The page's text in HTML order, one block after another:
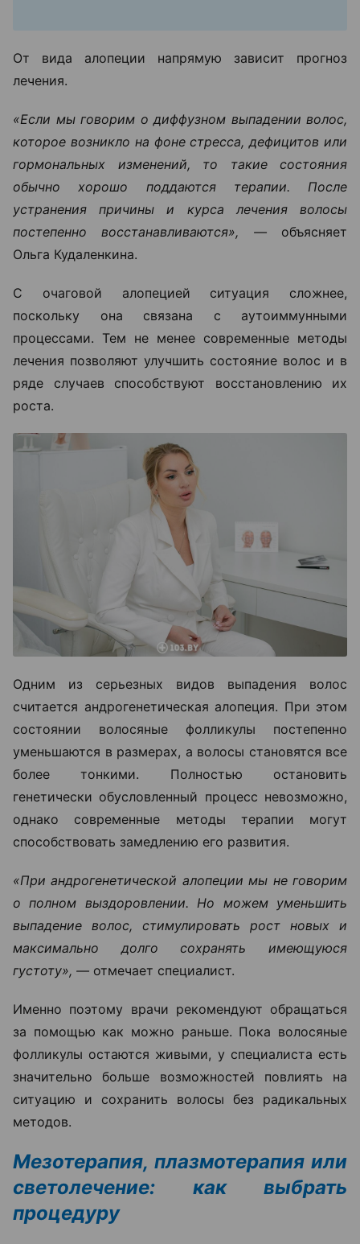
От вида алопеции напрямую зависит прогноз
лечения.
«Если мы говорим о диффузном выпадении волос,
которое возникло на фоне стресса, дефицитов или
гормональных изменений, то такие состояния
обычно хорошо поддаются терапии. После
устранения причины и курса лечения волосы
постепенно восстанавливаются», —объясняет
Ольга Кудаленкина.
С очаговой алопецией ситуация сложнее,
поскольку она связана с аутоиммунными
процессами. Тем не менее современные методы
лечения позволяют улучшить состояние волос и в
ряде случаев способствуют восстановлению их
роста.
Одним из серьезных видов выпадения волос
считается андрогенетическая алопеция. При этом
состоянии волосяные фолликулы постепенно
уменьшаются в размерах, а волосы становятся все
более тонкими. Полностью остановить
генетически обусловленный процесс невозможно,
однако современные методы терапии могут
способствовать замедлению его развития.
«При андрогенетической алопеции мы не говорим
о полном выздоровлении. Но можем уменьшить
выпадение волос, стимулировать рост новых и
максимально долго сохранять имеющуюся
густоту», — отмечает специалист.
Именно поэтому врачи рекомендуют обращаться
за помощью как можно раньше. Пока волосяные
фолликулы остаются живыми, у специалиста есть
значительно больше возможностей повлиять на
ситуацию и сохранить волосы без радикальных
методов.
Мезотерапия, плазмотерапия или
светолечение: как выбрать
процедуру